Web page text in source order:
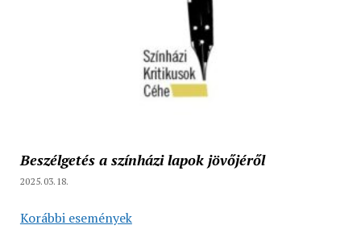
Beszélgetés a színházi lapok jövőjéről
2025.03.18.
Korábbi események